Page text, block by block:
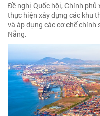
Đề nghị Quốc hội, Chính
thực hiện xây dựng các khu
và áp dụng các cơ chế
Nẵng.